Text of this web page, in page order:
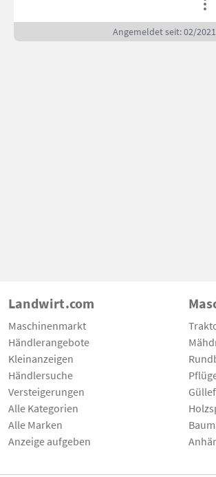
Angemeldet seit: 02/2021
Landwirt.com
Maschinenmarkt
Händlerangebote
Kleinanzeigen
Händlersuche
Versteigerungen
Alle Kategorien
Alle Marken
Anzeige aufgeben